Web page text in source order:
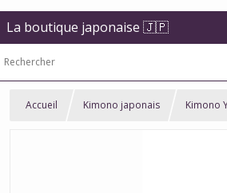
La boutique japonaise 🇯🇵
Accueil Kimono japonais Kimono